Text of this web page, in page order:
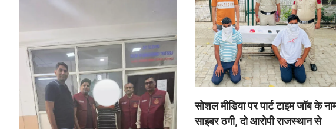
सोशल मीडिया पर पार्ट टाइम जॉब के
साइबर ठगी, दो आरोपी राजस्थान से